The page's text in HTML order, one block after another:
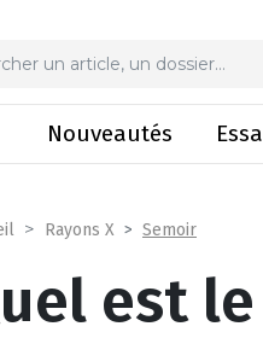
Nouveautés
Quel est le débit
Rayons X Semoir
est